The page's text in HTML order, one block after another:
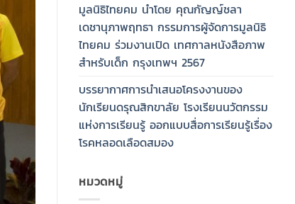
มูลนิธิไทยคม นำโดย คุณกัญญ์ชลา
เดชานุภาพฤทธา กรรมการผู้จัดการมูลนิธิ
ไทยคม ร่วมงานเปิด เทศกาลหนังสือภาพ
สำหรับเด็ก กรุงเทพฯ 2567
บรรยากาศการนำเสนอโครงงานของ
นักเรียนดรุณสิกขาลัย โรงเรียนนวัตกรรม
แห่งการเรียนรู้ ออกแบบสื่อการเรียนรู้เรื่อง
โรคหลอดเลือดสมอง
หมวดหมู่